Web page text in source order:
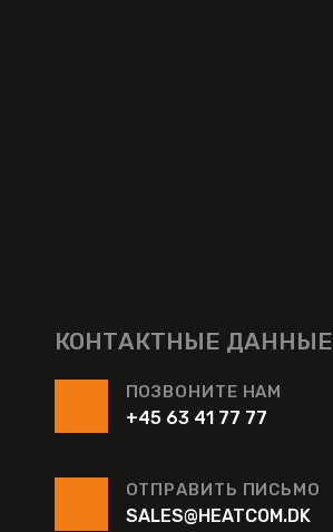
КОНТАКТНЫЕ ДАННЫЕ
ПОЗВОНИТЕ НАМ
+45 63 41 77 77
ОТПРАВИТЬ ПИСЬМО
SALES@HEATCOM.DK